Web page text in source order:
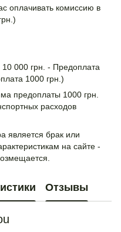
оплачивать комиссию в
000 грн. - Предоплата
1000 грн.)
предоплаты 1000 грн.
расходов
является брак или
на сайте -
Отзывы